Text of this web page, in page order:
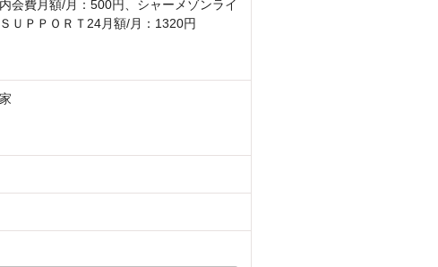
会費月額/月：500円、シャーメゾンライ
ＵＰＰＯＲＴ24月額/月：1320円